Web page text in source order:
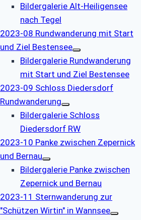
Bildergalerie Alt-Heiligensee
nach Tegel
2023-08 Rundwanderung mit Start
und Ziel Bestensee
Bildergalerie Rundwanderung
mit Start und Ziel Bestensee
2023-09 Schloss Diedersdorf
Rundwanderung
Bildergalerie Schloss
Diedersdorf RW
2023-10 Panke zwischen Zepernick
und Bernau
Bildergalerie Panke zwischen
Zepernick und Bernau
2023-11 Sternwanderung zur
"Schützen Wirtin" in Wannsee